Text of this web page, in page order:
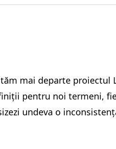
mai departe proiectul
pentru noi termeni,
undeva o